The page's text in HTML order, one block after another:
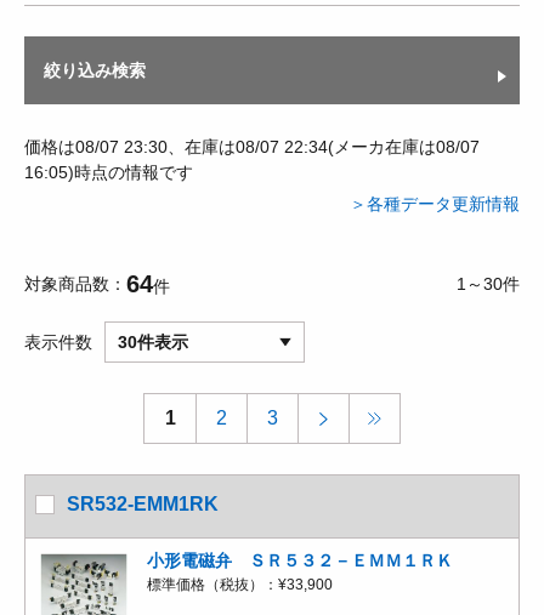
絞り込み検索
価格は08/07 23:30、在庫は08/07 22:34(メーカ在庫は08/07
16:05)時点の情報です
＞各種データ更新情報
対象商品数 64件 1～30件
表示件数 30件表示
1 2 3
SR532-EMM1RK
小形電磁弁 ＳＲ５３２－ＥＭＭ１ＲＫ
標準価格（税抜）： ¥33,900